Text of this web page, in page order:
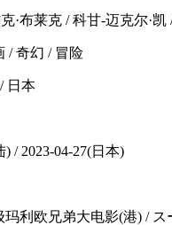
·布莱克 / 科甘-迈克尔·
/ 奇幻 / 冒险
日本
) / 2023-04-27(日本)
利欧兄弟大电影(港) / ス